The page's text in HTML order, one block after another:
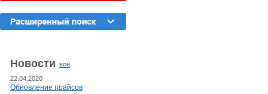
Новости все
22.04.2020
Обновление прайсов